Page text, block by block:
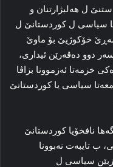
ل هەلبژارتنان و
سیاسى ل کوردستانێ ل
خۆکوژیێ بۆ ماوێ
دوو دەڤەرێن ئیدارى،
خزمەتا ئەزموونا بزاڤا
سیاسى یا کوردستانێ
نافخۆیا کوردستانێ
ب تایبەت نەبوونا
سیاسى ل